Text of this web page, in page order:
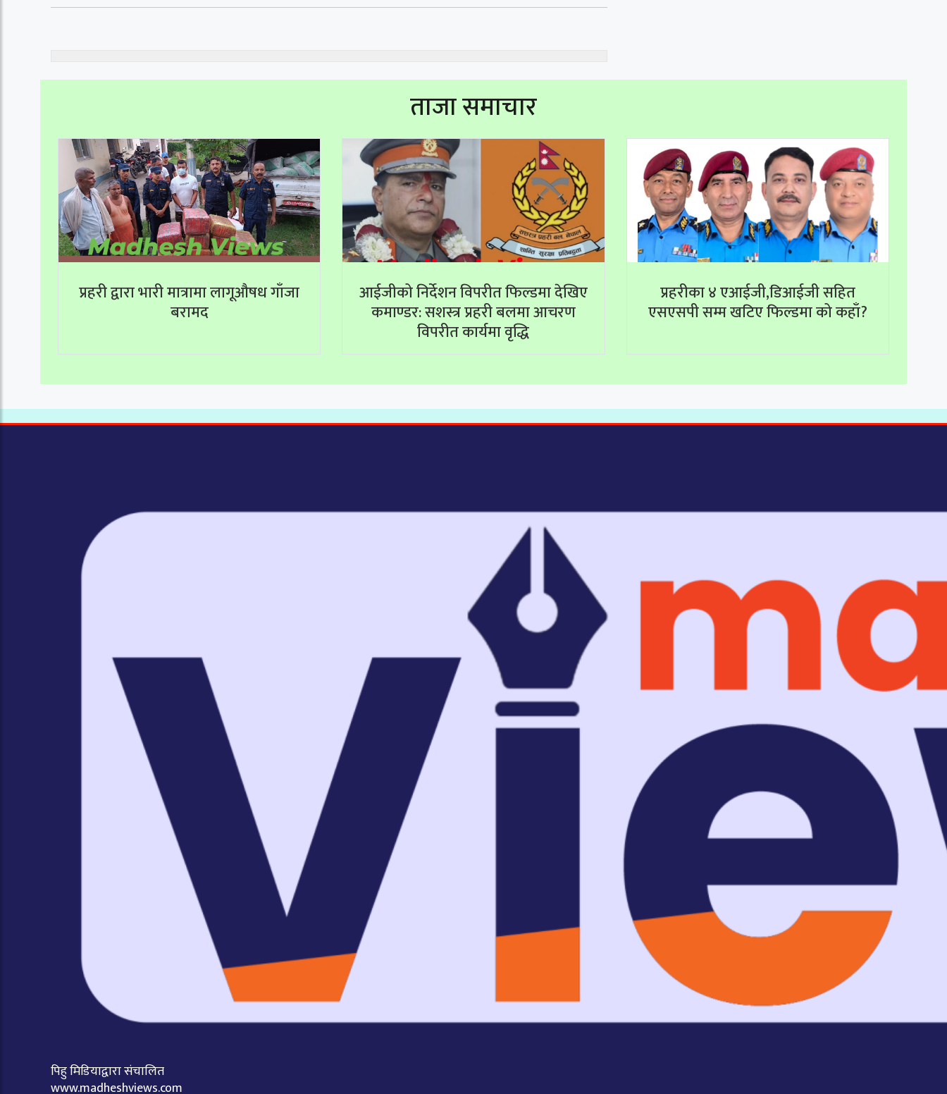
ताजा समाचार
प्रहरी द्वारा भारी मात्रामा लागूऔषध गाँजा
बरामद
आईजीको निर्देशन विपरीत फिल्डमा देखिए
कमाण्डर: सशस्त्र प्रहरी बलमा आचरण
विपरीत कार्यमा वृद्धि
प्रहरीका ४ एआईजी,डिआईजी सहित
एसएसपी सम्म खटिए फिल्डमा को कहाँ?
पिहु मिडियाद्वारा संचालित
www.madheshviews.com